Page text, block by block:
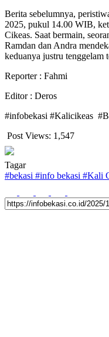
Berita sebelumnya,
2025, pukul 14.00 WIB,
Cikeas. Saat bermain,
Ramdan dan Andra
keduanya justru tenggelam
Reporter : Fahmi
Editor : Deros
#infobekasi #Kalicikeas
Post Views: 1,547
Tagar
#bekasi #info bekasi #Kali